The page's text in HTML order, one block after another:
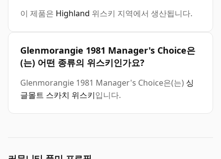
이 제품은 Highland 위스키 지역에서 생산됩니다.
Glenmorangie 1981 Manager's Choice은
(는) 어떤 종류의 위스키인가요?
Glenmorangie 1981 Manager's Choice은(는) 싱
글몰트 스카치 위스키입니다.